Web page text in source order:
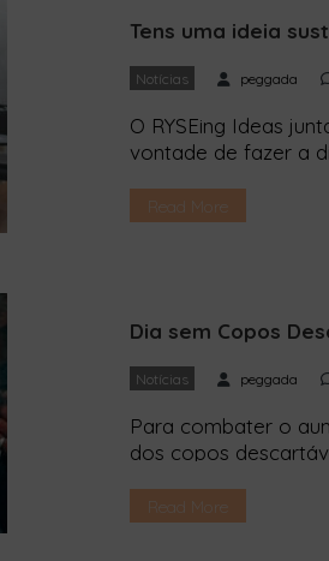
Tens uma ideia
Notícias peggada
O RYSEing Ideas
vontade de fazer a
uma iniciativa da
Read More
Dia sem Copos
Notícias peggada
Para combater o
dos copos
sem Copos
Read More